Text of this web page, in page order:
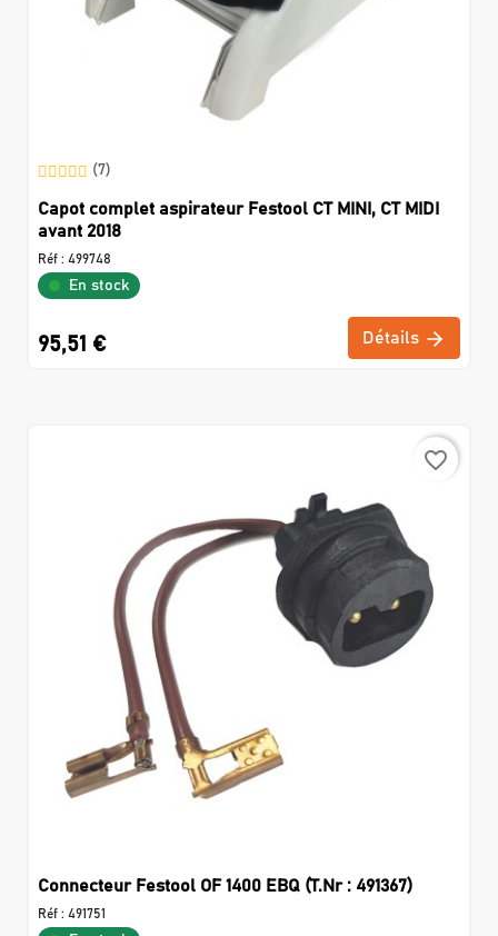
(7)
Capot complet aspirateur Festool CT MINI, CT MIDI
avant 2018
Réf : 499748
En stock
95,51 € Détails
favorite_border
Connecteur Festool OF 1400 EBQ (T.Nr : 491367)
Réf : 491751